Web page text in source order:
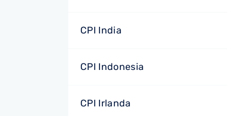
CPI India
CPI Indonesia
CPI Irlanda